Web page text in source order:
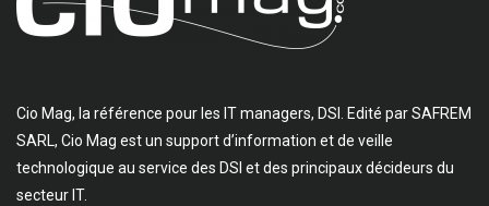
Cio Mag, la référence pour les IT managers, DSI. Edité par SAFREM
SARL, Cio Mag est un support d’information et de veille
technologique au service des DSI et des principaux décideurs du
secteur IT.